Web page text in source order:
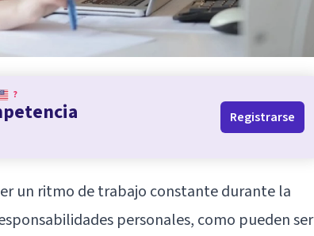
?
Registrarse
un ritmo de trabajo constante durante la
personales, como pueden ser